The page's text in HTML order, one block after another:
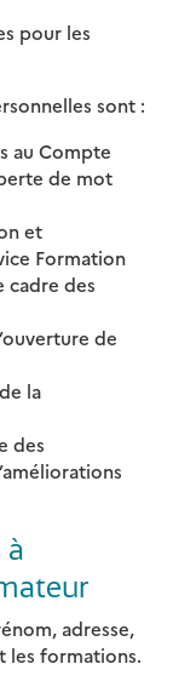
pour les
sont :
au Compte
de mot
et
Formation
cadre des
de
la
des
à
adresse,
les formations.